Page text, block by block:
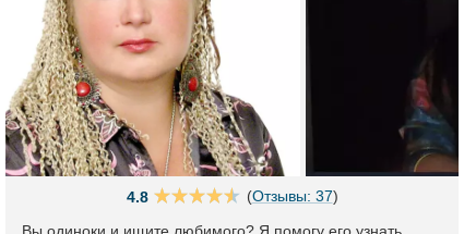
4.8 (Отзывы: 37)